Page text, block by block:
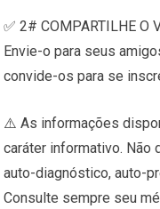
✅ 2# COMPARTILHE O
Envie-o para seus
convide-os para se
⚠️ As informações
caráter informativo. Não
auto-diagnóstico, auto-
Consulte sempre seu